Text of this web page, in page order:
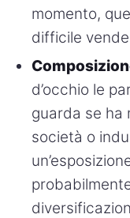
momento,
difficile
d’occhio le
guarda se ha
società o